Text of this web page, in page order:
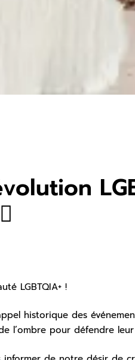
LGBTQIA+ !
historique des
l’ombre pour défendre